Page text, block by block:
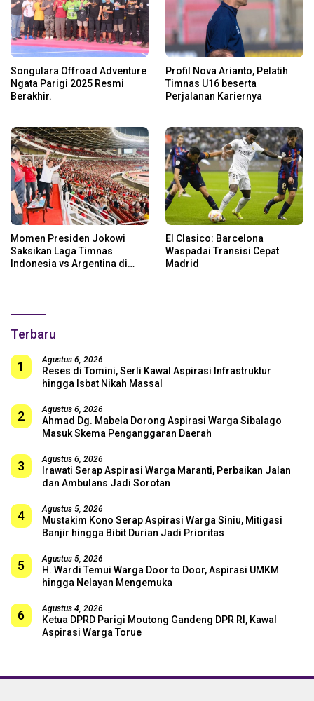
Songulara Offroad Adventure
Ngata Parigi 2025 Resmi
Berakhir.
Profil Nova Arianto, Pelatih
Timnas U16 beserta
Perjalanan Kariernya
Momen Presiden Jokowi
Saksikan Laga Timnas
Indonesia vs Argentina di
El Clasico: Barcelona
Waspadai Transisi Cepat
Madrid
Terbaru
1 Agustus 6, 2026
Reses di Tomini, Serli Kawal Aspirasi Infrastruktur
hingga Isbat Nikah Massal
2 Agustus 6, 2026
Ahmad Dg. Mabela Dorong Aspirasi Warga Sibalago
Masuk Skema Penganggaran Daerah
3 Agustus 6, 2026
Irawati Serap Aspirasi Warga Maranti, Perbaikan Jalan
dan Ambulans Jadi Sorotan
4 Agustus 5, 2026
Mustakim Kono Serap Aspirasi Warga Siniu, Mitigasi
Banjir hingga Bibit Durian Jadi Prioritas
5 Agustus 5, 2026
H. Wardi Temui Warga Door to Door, Aspirasi UMKM
hingga Nelayan Mengemuka
6 Agustus 4, 2026
Ketua DPRD Parigi Moutong Gandeng DPR RI, Kawal
Aspirasi Warga Torue